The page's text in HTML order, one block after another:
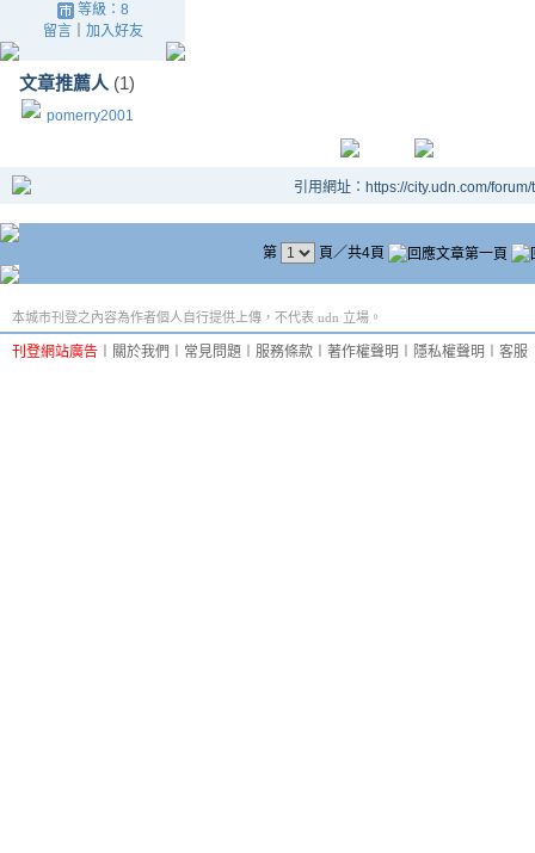
等級：8
留言｜ 加入好友
文章推薦人 (1)
pomerry2001
引用網址：https://city.udn.com/
第 頁／共4頁
本城市刊登之內容為作者個人自行提供上傳，不代表 udn 立場。
刊登網站廣告 關於我們 常見問題 服務條款 著作權聲明 隱私權聲明 客服